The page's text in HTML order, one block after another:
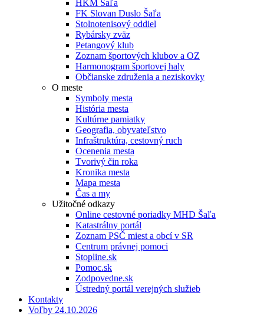
HKM Šaľa
FK Slovan Duslo Šaľa
Stolnotenisový oddiel
Rybársky zväz
Petangový klub
Zoznam športových klubov a OZ
Harmonogram športovej haly
Občianske združenia a neziskovky
O meste
Symboly mesta
História mesta
Kultúrne pamiatky
Geografia, obyvateľstvo
Infraštruktúra, cestovný ruch
Ocenenia mesta
Tvorivý čin roka
Kronika mesta
Mapa mesta
Čas a my
Užitočné odkazy
Online cestovné poriadky MHD Šaľa
Katastrálny portál
Zoznam PSČ miest a obcí v SR
Centrum právnej pomoci
Stopline.sk
Pomoc.sk
Zodpovedne.sk
Ústredný portál verejných služieb
Kontakty
Voľby 24.10.2026